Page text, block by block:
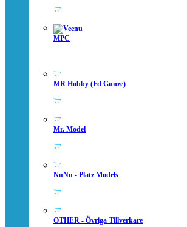
MPC
MR Hobby (fd Gunze)
Mr. Model
NuNu - Platz Models
OTHER - Övriga Tillverkare